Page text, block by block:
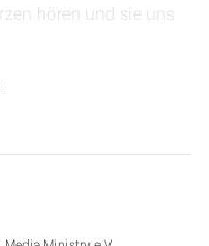
hören und sie uns
32. Da erging
Ja, sollte mir etwas